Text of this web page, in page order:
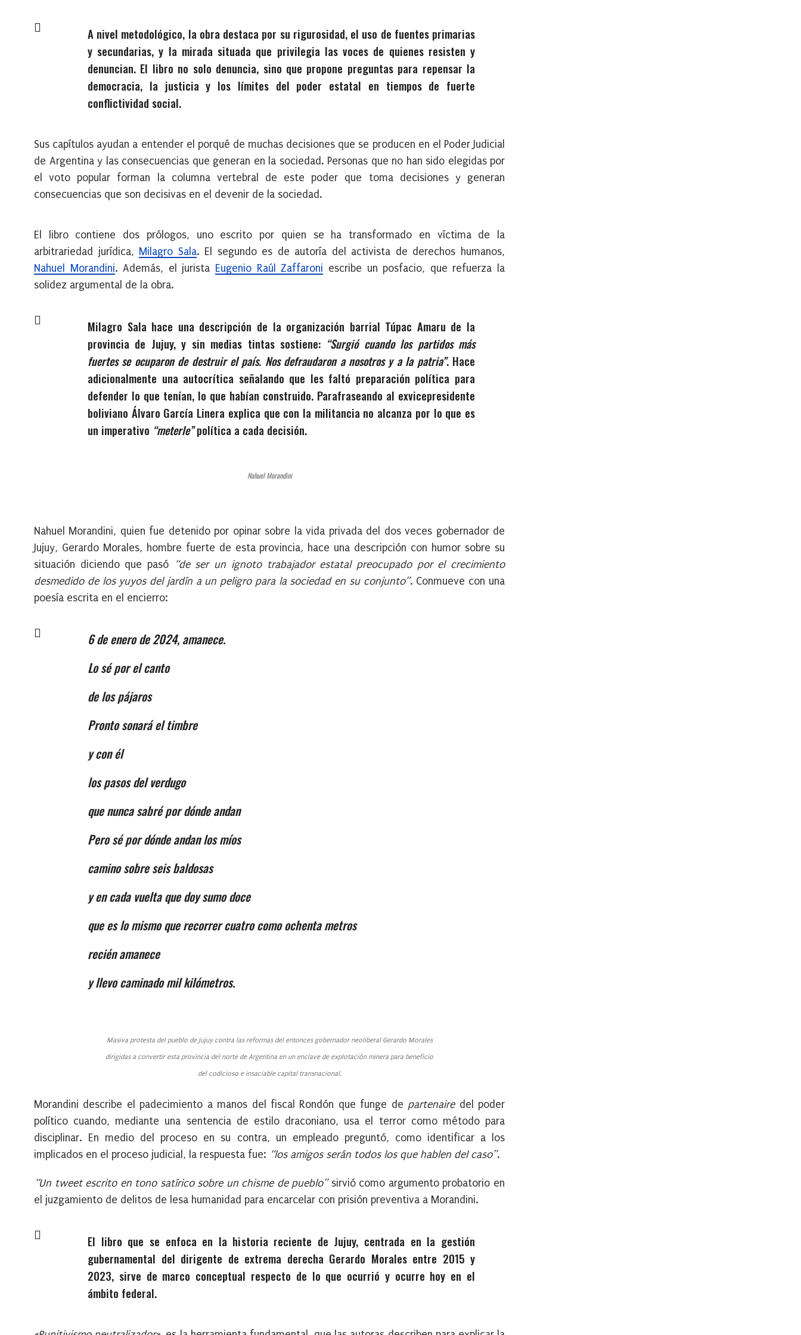
A nivel metodológico, la obra destaca por su rigurosidad, el uso de fuentes primarias
y secundarias, y la mirada situada que privilegia las voces de quienes resisten y
denuncian. El libro no solo denuncia, sino que propone preguntas para repensar la
democracia, la justicia y los límites del poder estatal en tiempos de fuerte
conflictividad social.
Sus capítulos ayudan a entender el porqué de muchas decisiones que se producen en el Poder Judicial
de Argentina y las consecuencias que generan en la sociedad. Personas que no han sido elegidas por
el voto popular forman la columna vertebral de este poder que toma decisiones y generan
consecuencias que son decisivas en el devenir de la sociedad.
El libro contiene dos prólogos, uno escrito por quien se ha transformado en víctima de la
arbitrariedad jurídica, Milagro Sala. El segundo es de autoría del activista de derechos humanos,
Nahuel Morandini. Además, el jurista Eugenio Raúl Zaffaroni escribe un posfacio, que refuerza la
solidez argumental de la obra.
Milagro Sala hace una descripción de la organización barrial Túpac Amaru de la
provincia de Jujuy, y sin medias tintas sostiene: “Surgió cuando los partidos más
fuertes se ocuparon de destruir el país. Nos defraudaron a nosotros y a la patria”. Hace
adicionalmente una autocrítica señalando que les faltó preparación política para
defender lo que tenían, lo que habían construido. Parafraseando al exvicepresidente
boliviano Álvaro García Linera explica que con la militancia no alcanza por lo que es
un imperativo “meterle”política a cada decisión.
Nahuel Morandini
Nahuel Morandini, quien fue detenido por opinar sobre la vida privada del dos veces gobernador de
Jujuy, Gerardo Morales, hombre fuerte de esta provincia, hace una descripción con humor sobre su
situación diciendo que pasó
“de ser un ignoto trabajador estatal preocupado por el crecimiento
desmedido de los yuyos del jardín a un peligro para la sociedad en su conjunto”. Conmueve con una
poesía escrita en el encierro:
6 de enero de 2024, amanece.
Lo sé por el canto
de los pájaros
Pronto sonará el timbre
y con él
los pasos del verdugo
que nunca sabré por dónde andan
Pero sé por dónde andan los míos
camino sobre seis baldosas
y en cada vuelta que doy sumo doce
que es lo mismo que recorrer cuatro como ochenta metros
recién amanece
y llevo caminado mil kilómetros.
Masiva protesta del pueblo de Jujuy contra las reformas del entonces gobernador neoliberal Gerardo Morales
dirigidas a convertir esta provincia del norte de Argentina en un enclave de explotación minera para beneficio
del codicioso e insaciable capital transnacional.
Morandini describe el padecimiento a manos del fiscal Rondón que funge de partenairedel poder
político cuando, mediante una sentencia de estilo draconiano, usa el terror como método para
disciplinar. En medio del proceso en su contra, un empleado preguntó, como identificar a los
implicados en el proceso judicial, la respuesta fue: “los amigos serán todos los que hablen del caso”.
“Un tweet escrito en tono satírico sobre un chisme de pueblo”sirvió como argumento probatorio en
el juzgamiento de delitos de lesa humanidad para encarcelar con prisión preventiva a Morandini.
El libro que se enfoca en la historia reciente de Jujuy, centrada en la gestión
gubernamental del dirigente de extrema derecha Gerardo Morales entre 2015 y
2023, sirve de marco conceptual respecto de lo que ocurrió y ocurre hoy en el
ámbito federal.